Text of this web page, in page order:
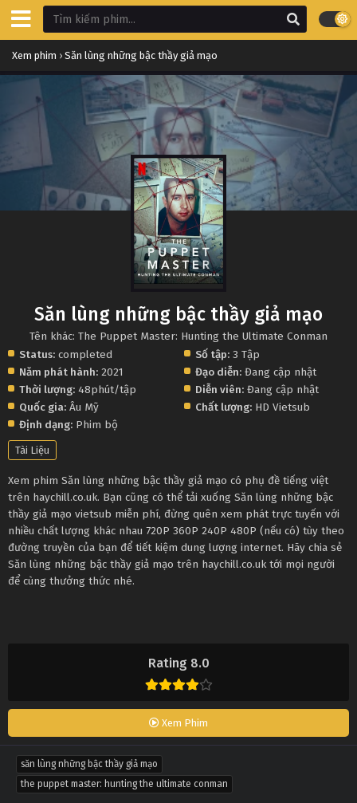
Xem phim › Săn lùng những bậc thầy giả mạo
Rating 8.0
Xem Phim
Săn lùng những bậc thầy giả mạo
Tên khác: The Puppet Master: Hunting the Ultimate Conman
Status: completed
Năm phát hành: 2021
Thời lượng: 48phút/tập
Quốc gia: Âu Mỹ
Định dạng: Phim bộ
Số tập: 3 Tập
Đạo diễn: Đang cập nhật
Diễn viên: Đang cập nhật
Chất lượng: HD Vietsub
Tài Liệu
Xem phim Săn lùng những bậc thầy giả mạo có phụ đề tiếng việt
trên haychill.co.uk. Bạn cũng có thể tải xuống Săn lùng những bậc
thầy giả mạo vietsub miễn phí, đừng quên xem phát trực tuyến với
nhiều chất lượng khác nhau 720P 360P 240P 480P (nếu có) tùy theo
đường truyền của bạn để tiết kiệm dung lượng internet. Hãy chia sẻ
Săn lùng những bậc thầy giả mạo trên haychill.co.uk tới mọi người
để cùng thưởng thức nhé.
săn lùng những bậc thầy giả mạo
the puppet master: hunting the ultimate conman